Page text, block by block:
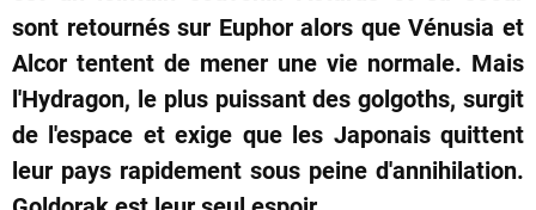
sont retournés sur Euphor alors que Vénusia et
Alcor tentent de mener une vie normale. Mais
l'Hydragon, le plus puissant des golgoths, surgit
de l'espace et exige que les Japonais quittent
leur pays rapidement sous peine d'annihilation.